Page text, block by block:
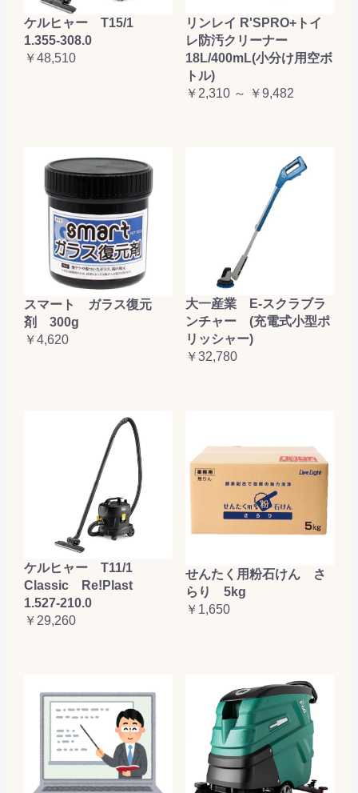
ケルヒャー T15/1
1.355-308.0
￥48,510
リンレイ R'SPRO+トイ
レ防汚クリーナー
18L/400mL(小分け用空ボ
トル)
￥2,310 ～ ￥9,482
スマート ガラス復元
剤 300g
￥4,620
大一産業 E-スクラブラ
ンチャー (充電式小型ポ
リッシャー)
￥32,780
ケルヒャー T11/1
Classic Re!Plast
1.527-210.0
￥29,260
せんたく用粉石けん さ
らり 5kg
￥1,650